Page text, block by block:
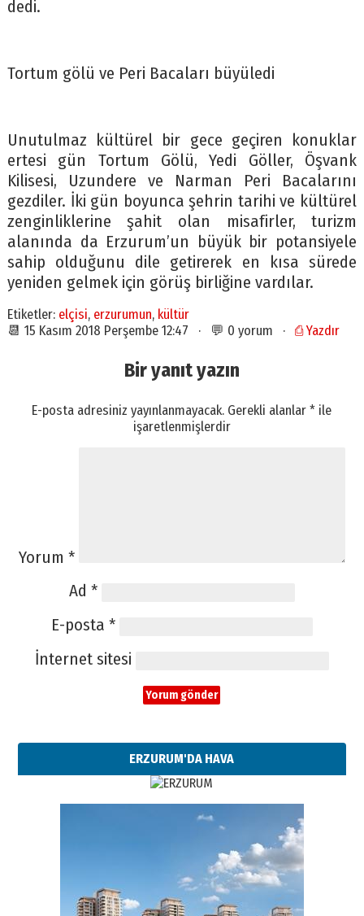
dedi.
Tortum gölü ve Peri Bacaları büyüledi
Unutulmaz kültürel bir gece geçiren konuklar
ertesi gün Tortum Gölü, Yedi Göller, Öşvank
Kilisesi, Uzundere ve Narman Peri Bacalarını
gezdiler. İki gün boyunca şehrin tarihi ve kültürel
zenginliklerine şahit olan misafirler, turizm
alanında da Erzurum’un büyük bir potansiyele
sahip olduğunu dile getirerek en kısa sürede
yeniden gelmek için görüş birliğine vardılar.
Etiketler: elçisi, erzurumun, kültür
📆 15 Kasım 2018 Perşembe 12:47 · 💬 0 yorum · ⎙ Yazdır
Bir yanıt yazın
E-posta adresiniz yayınlanmayacak. Gerekli alanlar* ile
işaretlenmişlerdir
Yorum *
Ad *
E-posta *
İnternet sitesi
ERZURUM'DA HAVA